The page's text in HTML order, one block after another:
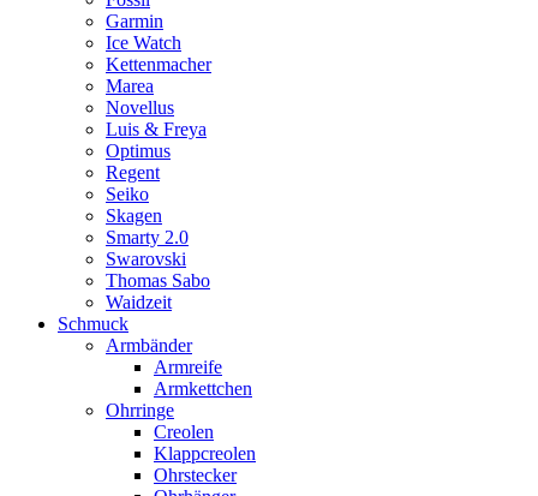
Garmin
Ice Watch
Kettenmacher
Marea
Novellus
Luis & Freya
Optimus
Regent
Seiko
Skagen
Smarty 2.0
Swarovski
Thomas Sabo
Waidzeit
Schmuck
Armbänder
Armreife
Armkettchen
Ohrringe
Creolen
Klappcreolen
Ohrstecker